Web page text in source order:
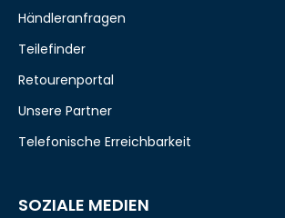
Händleranfragen
Teilefinder
Retourenportal
Unsere Partner
Telefonische Erreichbarkeit
SOZIALE MEDIEN